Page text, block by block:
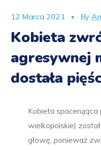
12 Marca 2021 By
Kobieta
agresywnej
dostała
Kobieta spacerująca
wielkopolskie)
głowę, ponieważ